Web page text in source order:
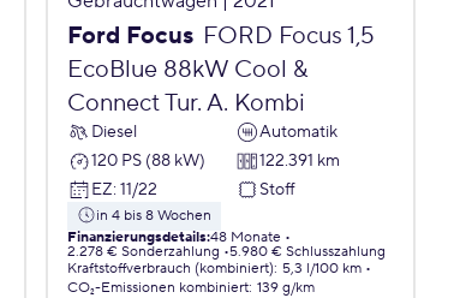
Ford Focus FORD Focus 1,5
EcoBlue 88kW Cool &
Connect Tur. A. Kombi
Diesel
Automatik
120 PS (88 kW)
122.391 km
EZ: 11/22 Stoff
in 4 bis 8 Wochen
Finanzierungsdetails:48 Monate
2.278 € Sonderzahlung 5.980 € Schlusszahlung
Kraftstoffverbrauch (kombiniert): 5,3 l/100 km
CO₂-Emissionen kombiniert: 139 g/km